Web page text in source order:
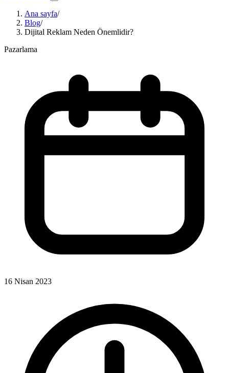
Ana sayfa/
Blog/
Dijital Reklam Neden Önemlidir?
Pazarlama
16 Nisan 2023